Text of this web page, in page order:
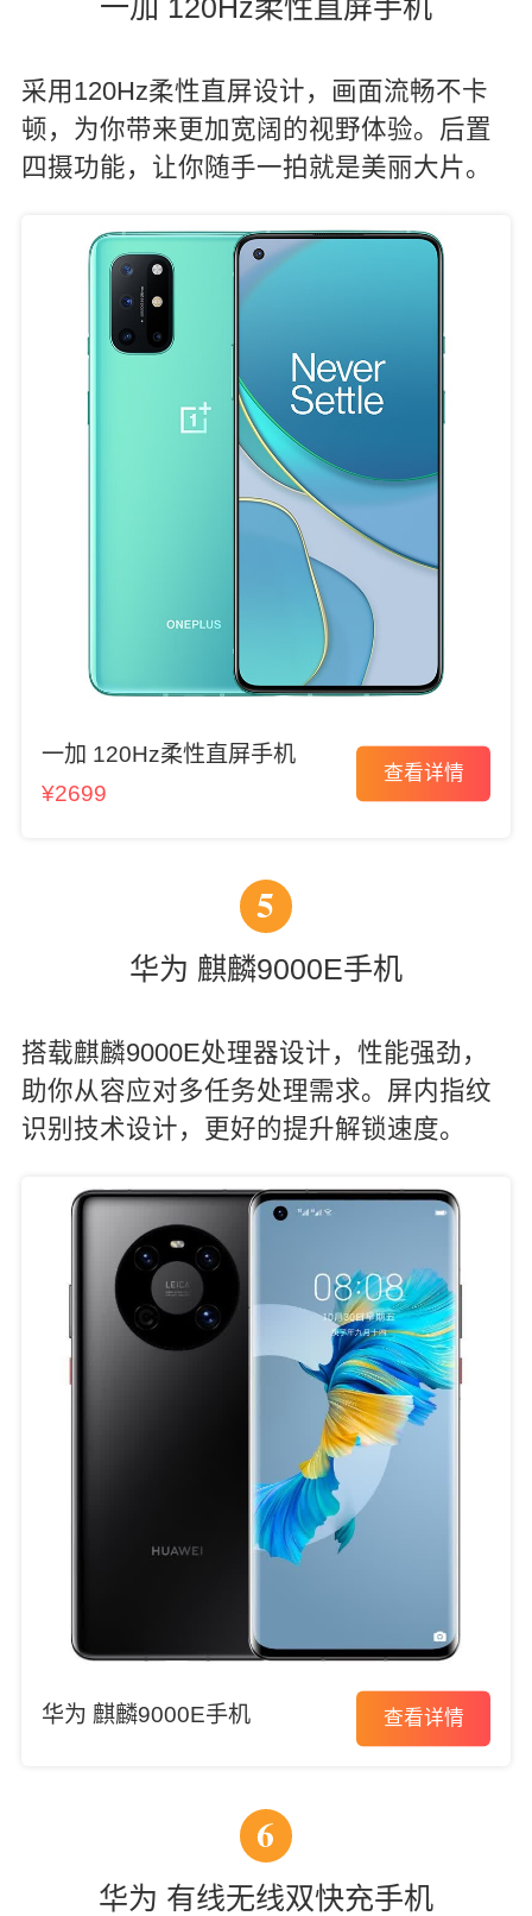
一加 120Hz柔性直屏手机
采用120Hz柔性直屏设计，画面流畅不卡
顿，为你带来更加宽阔的视野体验。后置
四摄功能，让你随手一拍就是美丽大片。
一加 120Hz柔性直屏手机
¥2699
查看详情
5
华为 麒麟9000E手机
搭载麒麟9000E处理器设计，性能强劲，
助你从容应对多任务处理需求。屏内指纹
识别技术设计，更好的提升解锁速度。
华为 麒麟9000E手机 查看详情
6
华为 有线无线双快充手机